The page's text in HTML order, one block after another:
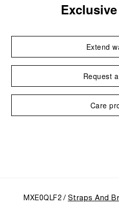
Extend
Request
Care
Straps And
MXE0QLF2